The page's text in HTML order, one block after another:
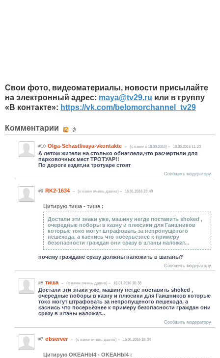
Свои фото, видеоматериалы, новости присылайте
на электронный адрес: maya@tv29.ru или в группу
«В контакте»: https://vk.com/belomorchannel_tv29
Комментарии
#10 Olga-Schastlivaya-vkontakte (c нами с 18.03.2016) 18.03.2016 11:23
А летом жители на столько обнаглели,что расчертили для
парковочных мест ТРОТУАР!!
По дороге ездят,на тротуаре стоят
Сообщить модератору
#9 RK2-1634 (c нами очень давно) 16.01.2016 23:40
Цитирую тиша - тиша :
Достали эти знаки уже, машину негде поставить shoked ,
очередные поборы в казну и плюсики для Гаишников
которые токо могут штрафовать за непропущеного
пешехода, а каснись что посерьёзнее к примеру
безопасности граждан они сразу в штаны наложат...
почему граждане сразу должны наложить в шатаны?
Сообщить модератору
#8 тиша (c нами очень давно) 16.01.2016 10:38
Достали эти знаки уже, машину негде поставить shoked ,
очередные поборы в казну и плюсики для Гаишников которые
токо могут штрафовать за непропущеного пешехода, а
каснись что посерьёзнее к примеру безопасности граждан они
сразу в штаны наложат...
Сообщить модератору
#7 observer (c нами очень давно) 15.01.2016 18:34
Цитирую OKEAHbI4 - OKEAHbI4 :